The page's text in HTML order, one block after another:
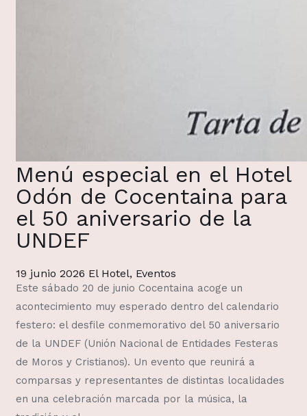
Menú especial en el Hotel
Odón de Cocentaina para
el 50 aniversario de la
UNDEF
19 junio 2026 El Hotel, Eventos
Este sábado 20 de junio Cocentaina acoge un
acontecimiento muy esperado dentro del calendario
festero: el desfile conmemorativo del 50 aniversario
de la UNDEF (Unión Nacional de Entidades Festeras
de Moros y Cristianos). Un evento que reunirá a
comparsas y representantes de distintas localidades
en una celebración marcada por la música, la